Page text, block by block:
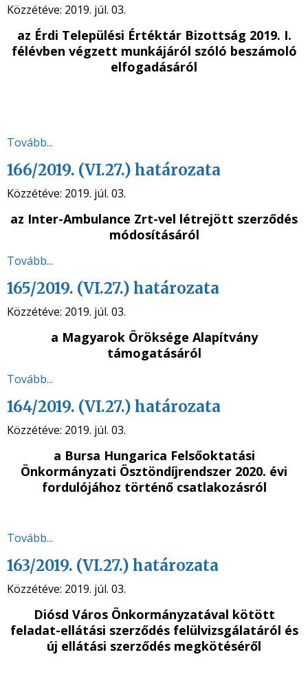
Közzétéve: 2019. júl. 03.
az Érdi Települési Értéktár Bizottság 2019. I.
félévben végzett munkájáról szóló beszámoló
elfogadásáról
Tovább...
166/2019. (VI.27.) határozata
Közzétéve: 2019. júl. 03.
az Inter-Ambulance Zrt-vel létrejött szerződés
módosításáról
Tovább...
165/2019. (VI.27.) határozata
Közzétéve: 2019. júl. 03.
a Magyarok Öröksége Alapítvány
támogatásáról
Tovább...
164/2019. (VI.27.) határozata
Közzétéve: 2019. júl. 03.
a Bursa Hungarica Felsőoktatási
Önkormányzati Ösztöndíjrendszer 2020. évi
fordulójához történő csatlakozásról
Tovább...
163/2019. (VI.27.) határozata
Közzétéve: 2019. júl. 03.
Diósd Város Önkormányzatával kötött
feladat-ellátási szerződés felülvizsgálatáról és
új ellátási szerződés megkötéséről